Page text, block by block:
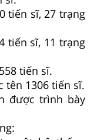
tiến sĩ, 27 trạng
sĩ, 11 trạng
tiến sĩ.
tên 1306 tiến sĩ.
được trình bày